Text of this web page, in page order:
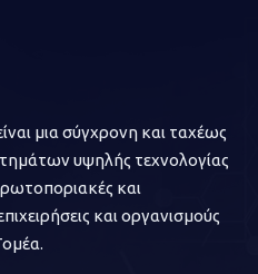
μια σύγχρονη και ταχέως
υψηλής τεχνολογίας
και
και οργανισμούς